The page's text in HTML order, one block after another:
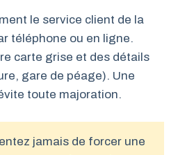
le service client de la
téléphone ou en ligne.
carte grise et des détails
gare de péage). Une
toute majoration.
jamais de forcer une